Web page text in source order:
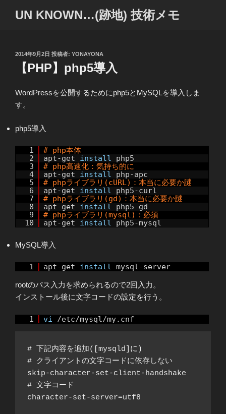
UN KNOWN…(跡地) 技術メモ
投
2014年9月2日 投稿者: YONAYONA
【PHP】php5導入
WordPressを公開するためにphp5とMySQLを導入しま
す。
php5導入
1
# php本体
2
apt-get install
php5
3
# php高速化：気持ち的に
4
apt-get install
php-apc
5
# phpライブラリ(cURL)：本当に必要か謎
6
apt-get install
php5-curl
7
# phpライブラリ(gd)：本当に必要か謎
8
apt-get install
php5-gd
9
# phpライブラリ(mysql)：必須
10
apt-get install php5-mysql
MySQL導入
1 apt-get install mysql-server
rootのパス入力を求められるので2回入力。
インストール後に文字コードの設定を行う。
1 vi /etc/mysql/my.cnf
# 下記内容を追加([mysqld]に)
# クライアントの文字コードに依存しない
skip-character-set-client-handshake
# 文字コード